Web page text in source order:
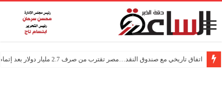
اتفاق تاريخي مع صندوق النقد…مصر تقترب من صرف 2.7 مليار دولار بعد إتمام المراجعتين